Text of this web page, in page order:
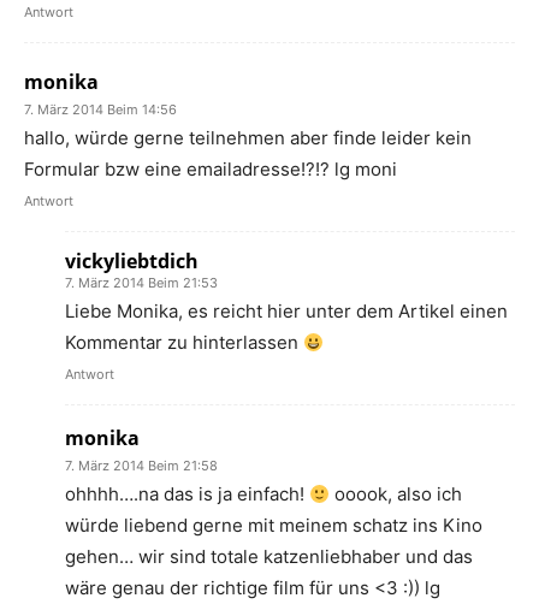
Antwort
monika
7. März 2014 Beim 14:56
hallo, würde gerne teilnehmen aber finde leider kein
Formular bzw eine emailadresse!?!? lg moni
Antwort
vickyliebtdich
7. März 2014 Beim 21:53
Liebe Monika, es reicht hier unter dem Artikel einen
Kommentar zu hinterlassen
Antwort
monika
7. März 2014 Beim 21:58
ohhhh….na das is ja einfach!
ooook, also ich
würde liebend gerne mit meinem schatz ins Kino
gehen… wir sind totale katzenliebhaber und das
wäre genau der richtige film für uns <3 :)) lg